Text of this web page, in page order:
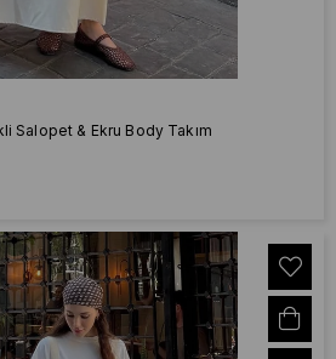
Salopet & Ekru Body Takım